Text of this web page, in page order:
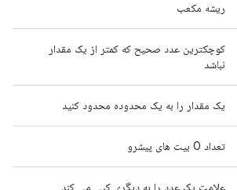
ریشه مکعب
کوچکترین عدد صحیح که کمتر از یک مقدار
نباشد
یک مقدار را به یک محدوده محدود کنید
تعداد 0 بیت های پیشرو
علامت یک عدد را به دیگری کپی می کند